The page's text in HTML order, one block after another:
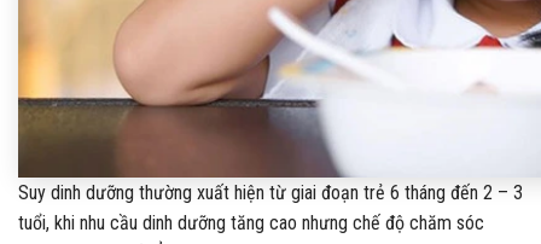
Suy dinh dưỡng thường xuất hiện từ giai đoạn trẻ 6 tháng đến 2 – 3
tuổi, khi nhu cầu dinh dưỡng tăng cao nhưng chế độ chăm sóc